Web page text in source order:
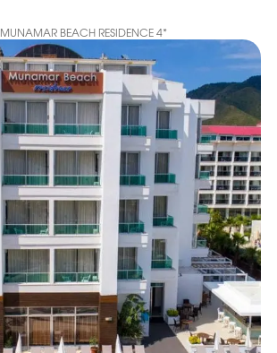
MUNAMAR BEACH RESIDENCE 4*